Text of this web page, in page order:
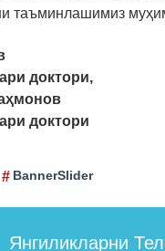
таъминлашимиз
доктори,
доктори
BannerSlider
Янгиликларни